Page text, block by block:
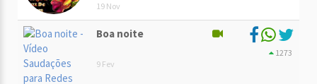
19 Nov
Boa noite
9 Fev
1273